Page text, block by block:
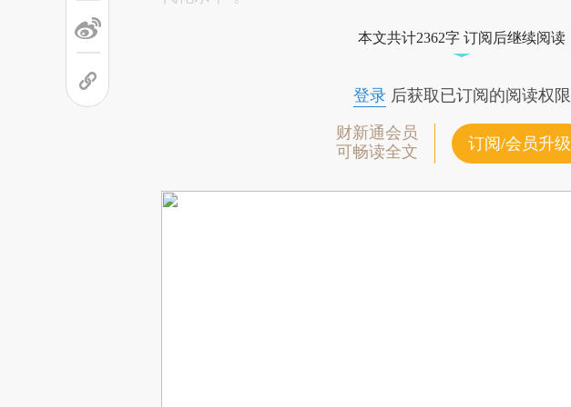
本文共计2362字 订阅后继续阅读
登录后获取已订阅的阅读权限
财新通会员
可畅读全文
订阅/会员升级